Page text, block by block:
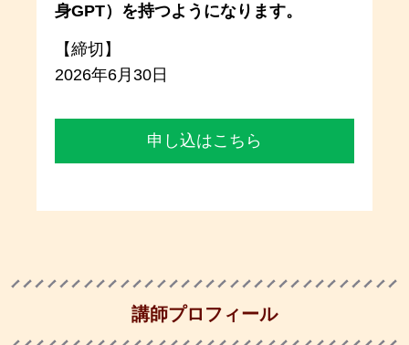
身GPT）を持つようになります。
【締切】
2026年6月30日
申し込はこちら
講師プロフィール